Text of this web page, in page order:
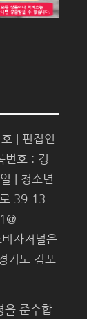
| 편집인
번호 : 경
| 청소년
39-13
자저널은
기도 김포
을 준수합